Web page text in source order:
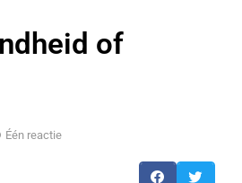
of
Één reactie